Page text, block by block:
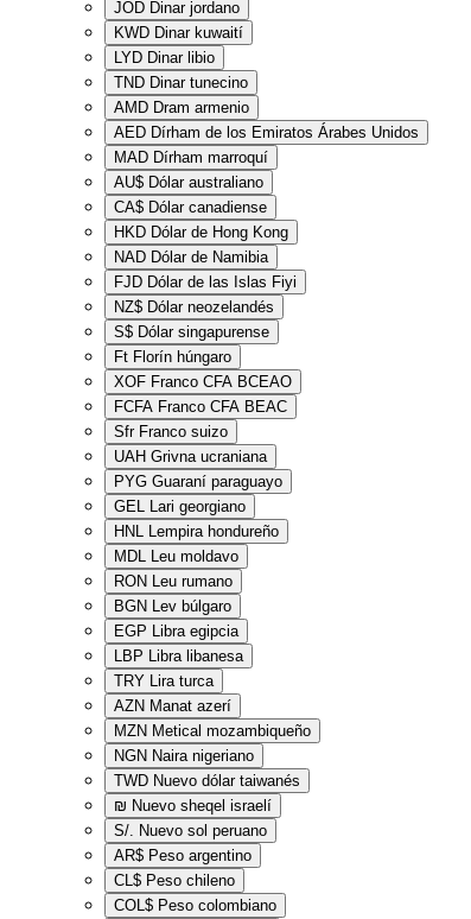
JOD Dinar jordano
KWD Dinar kuwaití
LYD Dinar libio
TND Dinar tunecino
AMD Dram armenio
AED Dírham de los Emiratos Árabes Unidos
MAD Dírham marroquí
AU$ Dólar australiano
CA$ Dólar canadiense
HKD Dólar de Hong Kong
NAD Dólar de Namibia
FJD Dólar de las Islas Fiyi
NZ$ Dólar neozelandés
S$ Dólar singapurense
Ft Florín húngaro
XOF Franco CFA BCEAO
FCFA Franco CFA BEAC
Sfr Franco suizo
UAH Grivna ucraniana
PYG Guaraní paraguayo
GEL Lari georgiano
HNL Lempira hondureño
MDL Leu moldavo
RON Leu rumano
BGN Lev búlgaro
EGP Libra egipcia
LBP Libra libanesa
TRY Lira turca
AZN Manat azerí
MZN Metical mozambiqueño
NGN Naira nigeriano
TWD Nuevo dólar taiwanés
₪ Nuevo sheqel israelí
S/. Nuevo sol peruano
AR$ Peso argentino
CL$ Peso chileno
COL$ Peso colombiano